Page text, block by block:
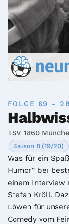
FOLGE 89 –
TSV 1860
Saison 8 (19/20)
Was für ein
Humor“ bei
einem Interview
Stefan Kröll.
Löwen für
Comedy vom